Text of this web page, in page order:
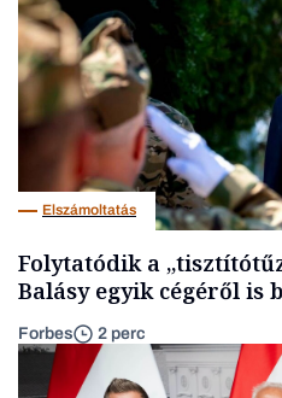
Elszámoltatás
Folytatódik a
Balásy egyik cégéről is
Forbes 2 perc